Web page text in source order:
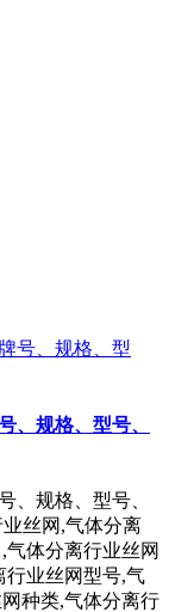
、规格、型号、
、规格、型号、
丝网,气体分离
体分离行业丝网
行业丝网型号,气
种类,气体分离行